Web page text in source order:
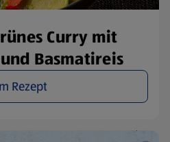
Curry mit
Basmatireis
Rezept